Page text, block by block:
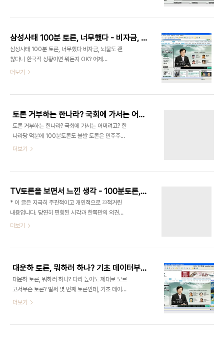
못하는 사람들이 대부분이다. 그런 면에서 어제 토론
이야기 하다가 왜, 사학법이 나오나? 그런데, 이야기
는 이렇다. 당시 사학법 개정 관련해서 한참이나 시끄
럽던 시절. 2006.1.12일 MBC 100분토론의 주제
는 "사학법 대치정국, 해법은" 이었다. 여기에 나온
사람은 4일 100분토론에 나왔던 "신지호 의원(당시
때 금성 교과서를 직접 거론하면서 (내 생각에) 좀 이
삼성사태 100분 토론, 너무했다 - 비자금, 뇌물도 괜찮다니
삼성사태 100분 토론, 너무했다 비자금, 뇌물도 괜
찮다니 한국적 상황이면 뭐든지 OK? 어제
(2008.4.24) 100분토론은 "삼성사태, 그 본질과
(http://www.imbc.com/broad/tv/culture/toron/
) 그런데, 여기서 한 교수님의 발언이 너무나 충격적
이라서, 비판을 하고자 한다. 간단히 내가 녹취한 내
용을 가지고 검토해보자. 우리 사회가 이건희 회장을
몰아세웠다고 생각한다. 이건희 회장은 삼성을 정말
영권 승계는 한국적 상황에서 필요한 것 여기서 차명
더보기
토론 거부하는 한나라? 국회에 가서는 어쩌려고?
토론 거부하는 한나라? 국회에 가서는 어쩌려고? 한
나라당 덕분에 100분토론도 불발 토론은 민주주의
의 꽃이다. 물론 우리나라에서는 아직 토론문화가 성
기억이 별로 없다. 대선때 TV토론을 보려고 모여 앉
았던 기억을 생각하면, 참 이상한 일이다. 그런데 이
유가 있었다. 한나라당이 '토론회' 참석을 "선택하지
않아" (이것때문에 고발당할까봐 정확히 쓴다) 토론
회가 무산되었다는 소식이다. 민주 "한나라, 19곳서
종필 민주당 대변인은 이날 브리핑에서 "한나라당의
더보기
TV토론을 보면서 느낀 생각 - 100분토론, 설전, 그리고..
* 이 글은 지극히 주관적이고 개인적으로 끄적거린
내용입니다. 당연히 편향된 시각과 한쪽만의 의견만
담고 있습니다 * 어제(목요일)는 MBC 100분토론
교육 관련한 토론을 봤다. 100분토론에 대해서 말하
자면 "오, 하느님, 하나님!" 더 이상 말을 못한다. 왜
냐하면 난 신자가 아니라서 말할 자격이 없다고 하셨
고, 하나님의 교회는 문제가 있을 수 없다고 하셨다.
(말의 차이는 있지만..) 모두 하나님이 알아서 해결해
얼마 없다"는 것은 논점이 아니다. 지금 문제는 "엄청
더보기
대운하 토론, 뭐하러 하나? 기초 데이터부터 확립하라
대운하 토론, 뭐하러 하나? 다리 높이도 제대로 모르
고서무슨 토론? 벌써 몇 번째 토론인데, 기초 데이터
도 서로 달라 어제 100분토론에서는 "이명박 정부와
더보기